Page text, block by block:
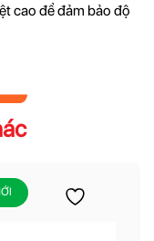
cao để đảm bảo độ